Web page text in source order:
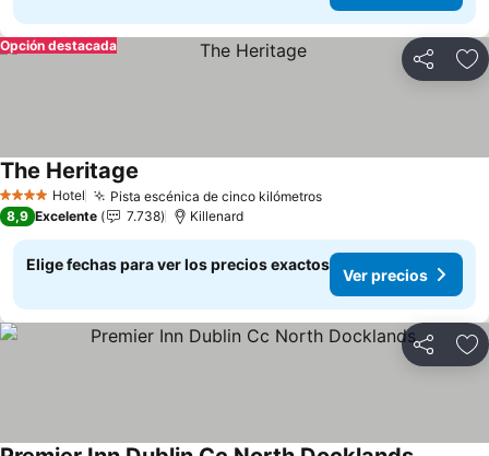
Compartir
Opción destacada
4 EstrellasHotel Pista escénica de cinco kilómetrosVer precios
The Heritage
8,9 Excelente 7.738 Killenard
Elige fechas para ver los precios exactos
Ver precios
Compartir